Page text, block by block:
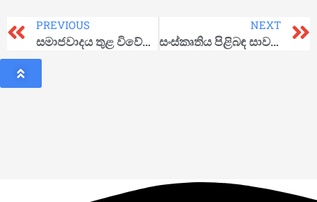
PREVIOUS
සමාජවාදය තුළ විවේකය
NEXT
සංස්කෘතිය පිළිබඳ සාවද්‍ය කියවීම්